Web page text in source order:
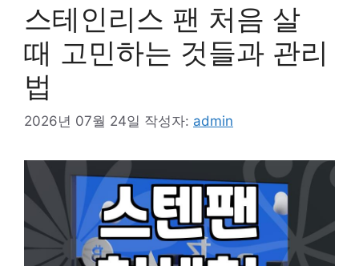
스테인리스 팬 처음 살
때 고민하는 것들과 관리
법
2026년 07월 24일 작성자: admin